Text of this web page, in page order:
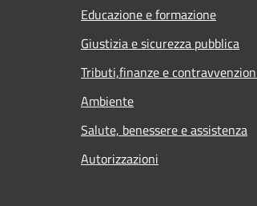
Educazione e formazione
Giustizia e sicurezza pubblica
Tributi,finanze e
Ambiente
Salute, benessere e assistenza
Autorizzazioni